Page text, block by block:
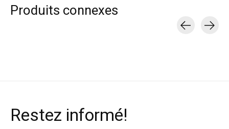
Produits connexes
Restez informé!